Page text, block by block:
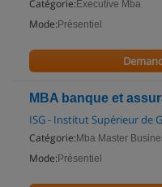
Catégorie: Executive Mba
Mode: Présentiel
MBA banque et
ISG - Institut Supérieur de
Catégorie: Mba Master
Mode: Présentiel